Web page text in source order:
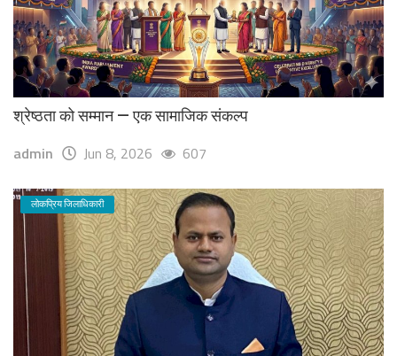
श्रेष्ठता को सम्मान — एक सामाजिक संकल्प
admin Jun 8, 2026 607
लोकप्रिय जिलाधिकारी